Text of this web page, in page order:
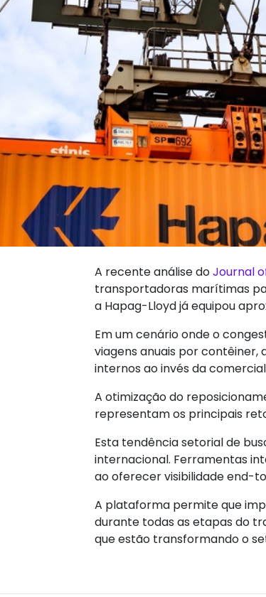
A recente análise doJournal
transportadoras marítimas
a Hapag-Lloyd já equipou
Em um cenário onde o
viagens anuais por
internos ao invés da
A otimização do
representam os principais
Esta tendência setorial de
internacional. Ferramentas
ao oferecer visibilidade end-
A plataforma permite que
durante todas as etapas do
que estão transformando o